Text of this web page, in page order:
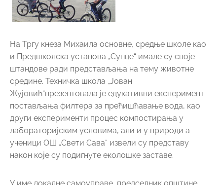
На Тргу кнеза Михаила основне, средње школе као
и Предшколска установа „Сунце“ имале су своје
штандове ради представљања на тему животне
средине. Техничка школа „Јован
Жујовић“презентовала је едукативни експеримент
постављања филтера за прећишћавање вода, као
други експерименти процес компостирања у
лабораторијским условима, али и у природи а
ученици ОШ „Свети Сава“ извели су представу
након које су подигнуте еколошке заставе.
У име локалне самоуправе, председник општине